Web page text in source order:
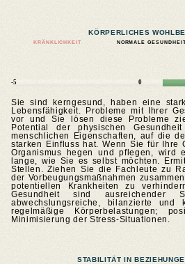
KÖRPERLICHES
KRÄNKLICHKEIT NORMALE
-5 0
Sie sind kerngesund, haben eine
Lebensfähigkeit. Probleme mit Ihrer
vor und Sie lösen diese Probleme
Potential der physischen
menschlichen Eigenschaften, auf die
starken Einfluss hat. Wenn Sie für Ihre
Organismus hegen und pflegen, wird
lange, wie Sie es selbst möchten.
Stellen. Ziehen Sie die Fachleute zu
der Vorbeugungsmaßnahmen
potentiellen Krankheiten zu
Gesundheit sind ausreichender
abwechslungsreiche, bilanzierte und
regelmäßige Körperbelastungen;
Minimisierung der Stress-Situationen.
STABILITÄT IN